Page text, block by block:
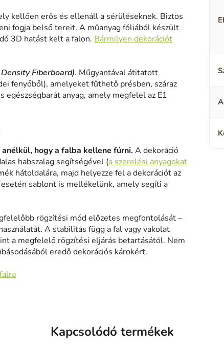
kellően erős és ellenáll a sérüléseknek. Biztos
fogja belső tereit. A műanyag fóliából készült
3D hatást kelt a falon. Bármilyen dekorációt
Fiberboard). Műgyantával átitatott
fenyőből), amelyeket fűthető présben, száraz
anyag, amely megfelel az E1
hogy a falba kellene fúrni. A dekoráció
habszalag segítségével (a szerelési anyagokat
hátoldalára, majd helyezze fel a dekorációt az
sablont is mellékelünk, amely segíti a
rögzítési mód előzetes megfontolását –
A stabilitás függ a fal vagy vakolat
a megfelelő rögzítési eljárás betartásától. Nem
eredő dekorációs károkért.
Kapcsolódó termékek